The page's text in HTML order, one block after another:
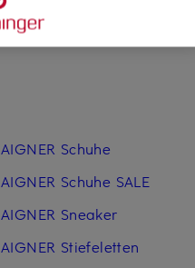
AIGNER Schuhe
AIGNER Schuhe SALE
AIGNER Sneaker
AIGNER Stiefeletten